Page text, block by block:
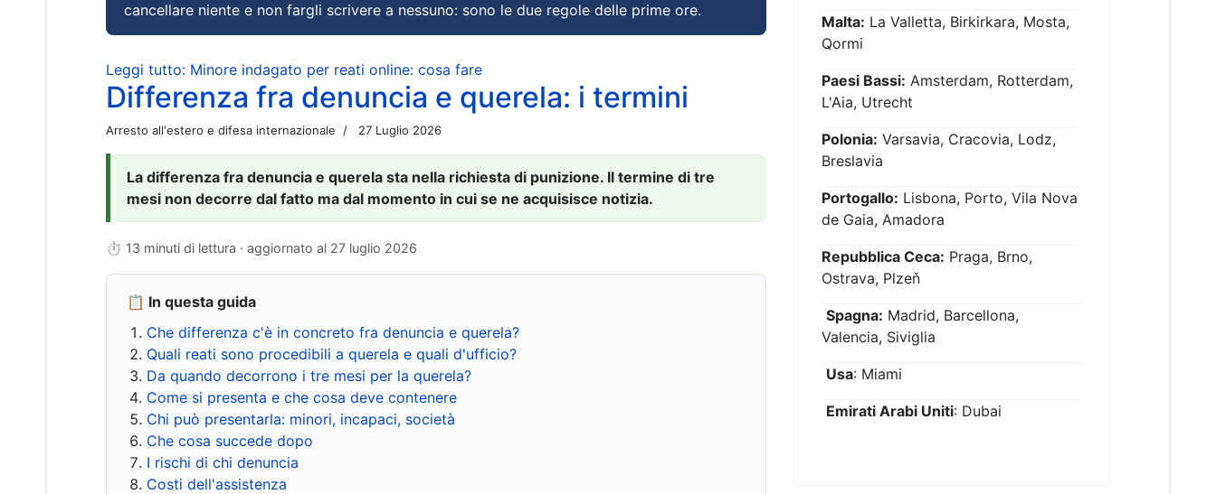
cancellare niente e non fargli scrivere a nessuno: sono le due regole delle prime ore.
Leggi tutto: Minore indagato per reati online: cosa fare
Differenza fra denuncia e querela: i termini
Arresto all'estero e difesa internazionale 27 Luglio 2026
La differenza fra denuncia e querela sta nella richiesta di punizione. Il termine di tre
mesi non decorre dal fatto ma dal momento in cui se ne acquisisce notizia.
⏱ 13 minuti di lettura · aggiornato al 27 luglio 2026
📋 In questa guida
Che differenza c'è in concreto fra denuncia e querela?
Quali reati sono procedibili a querela e quali d'ufficio?
Da quando decorrono i tre mesi per la querela?
Come si presenta e che cosa deve contenere
Chi può presentarla: minori, incapaci, società
Che cosa succede dopo
I rischi di chi denuncia
Costi dell'assistenza
Malta: La Valletta, Birkirkara, Mosta,
Qormi
Paesi Bassi: Amsterdam, Rotterdam,
L'Aia, Utrecht
Polonia: Varsavia, Cracovia, Lodz,
Breslavia
Portogallo: Lisbona, Porto, Vila Nova
de Gaia, Amadora
Repubblica Ceca: Praga, Brno,
Ostrava, Plzeň
Spagna: Madrid, Barcellona,
Valencia, Siviglia
Usa: Miami
Emirati Arabi Uniti: Dubai